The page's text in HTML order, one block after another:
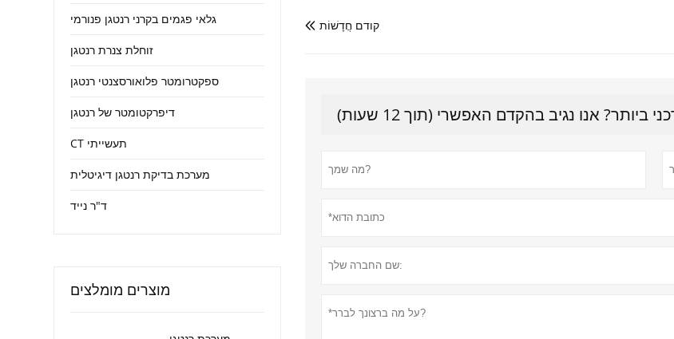
 קודם חֲדָשׁוֹת
אנו נגיב בהקדם האפשרי (תוך 12 שעות)
גלאי פגמים בקרני רנטגן פנורמי
זוחלת צנרת רנטגן
ספקטרומטר פלואורסצנטי רנטגן
דיפרקטומטר של רנטגן
CT תעשייתי
מערכת בדיקת רנטגן דיגיטלית
ד"ר נייד
מוצרים מומלצים